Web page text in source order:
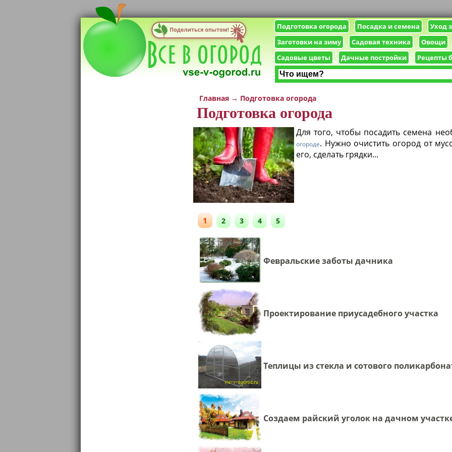
Подготовка огорода Посадка и семена
Уход
Заготовки на зиму
Садовая техника
Овощи
Садовые цветы
Дачные постройки Рецепты
Главная → Подготовка огорода
Подготовка огорода
Для того, чтобы посадить семена
огороде. Нужно очистить огород от
его, сделать грядки...
1 2 3 4 5
Февральские заботы дачника
Проектирование приусадебного участка
Теплицы из стекла и сотового
Создаем райский уголок на дачном